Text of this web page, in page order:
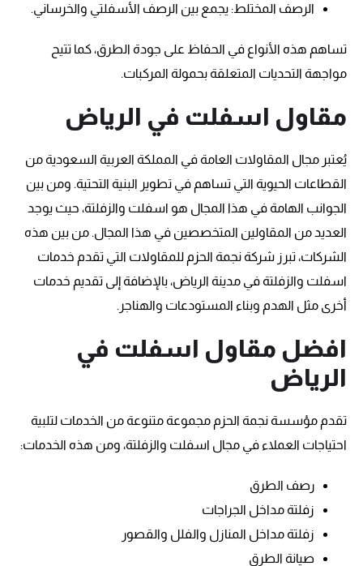
الرصف المختلط: يجمع بين الرصف الأسفلتي والخرساني.
تساهم هذه الأنواع في الحفاظ على جودة الطرق، كما تتيح
مواجهة التحديات المتعلقة بحمولة المركبات.
مقاول اسفلت في الرياض
يُعتبر مجال المقاولات العامة في المملكة العربية السعودية من
القطاعات الحيوية التي تساهم في تطوير البنية التحتية. ومن بين
الجوانب الهامة في هذا المجال هو اسفلت والزفلتة، حيث يوجد
العديد من المقاولين المتخصصين في هذا المجال. من بين هذه
الشركات، تبرز شركة نجمة الحزم للمقاولات التي تقدم خدمات
اسفلت والزفلتة في مدينة الرياض، بالإضافة إلى تقديم خدمات
أخرى مثل الهدم وبناء المستودعات والهناجر.
افضل مقاول اسفلت في
الرياض
تقدم مؤسسة نجمة الحزم مجموعة متنوعة من الخدمات لتلبية
احتياجات العملاء في مجال اسفلت والزفلتة، ومن هذه الخدمات:
رصف الطرق
زفلتة مداخل الجراجات
زفلتة مداخل المنازل والفلل والقصور
صيانة الطرق